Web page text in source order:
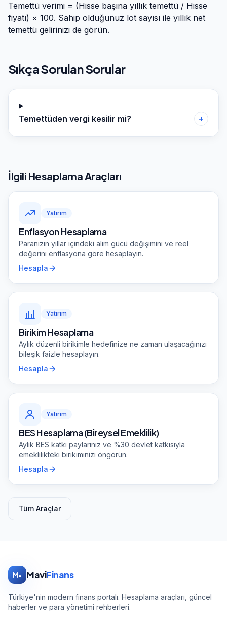
Temettü verimi = (Hisse başına yıllık temettü / Hisse
fiyatı) × 100. Sahip olduğunuz lot sayısı ile yıllık net
temettü gelirinizi de görün.
Sıkça Sorulan Sorular
Temettüden vergi kesilir mi? +
İlgili Hesaplama Araçları
Yatırım
Enflasyon Hesaplama
Paranızın yıllar içindeki alım gücü değişimini ve reel
değerini enflasyona göre hesaplayın.
Hesapla
Yatırım
Birikim Hesaplama
Aylık düzenli birikimle hedefinize ne zaman ulaşacağınızı
bileşik faizle hesaplayın.
Hesapla
Yatırım
BES Hesaplama (Bireysel Emeklilik)
Aylık BES katkı paylarınız ve %30 devlet katkısıyla
emeklilikteki birikiminizi öngörün.
Hesapla
Tüm Araçlar
MaviFinans
Türkiye'nin modern finans portalı. Hesaplama araçları, güncel
haberler ve para yönetimi rehberleri.